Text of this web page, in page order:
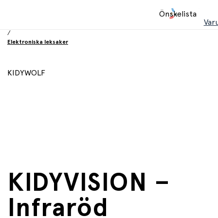
Önskelista
/
Elektroniska leksaker
KIDYWOLF
KIDYVISION –
Infraröd